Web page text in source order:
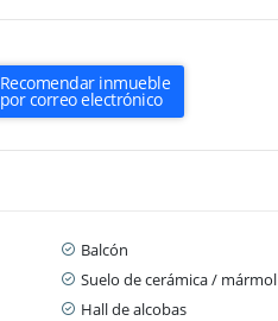
Recomendar inmueble
por correo electrónico
Balcón
Suelo de cerámica / mármol
Hall de alcobas